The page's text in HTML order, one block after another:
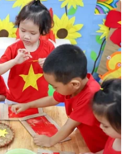
#mua vaccine